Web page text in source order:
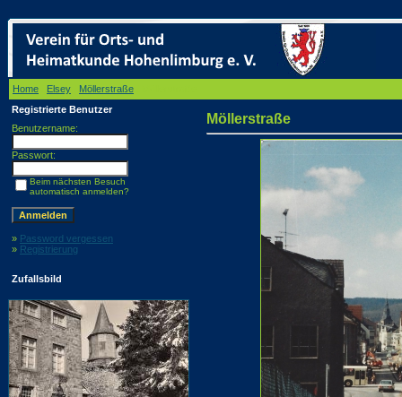
Home Elsey Möllerstraße
Registrierte Benutzer
Benutzername:
Passwort:
Beim nächsten Besuch
automatisch anmelden?
» Password vergessen
» Registrierung
Zufallsbild
Möllerstraße